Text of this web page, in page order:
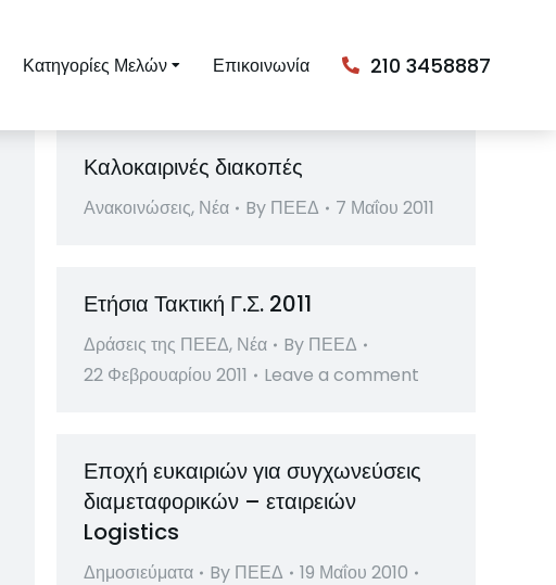
Κατηγορίες Μελών Επικοινωνία 210 3458887
Καλοκαιρινές διακοπές
Ανακοινώσεις, Νέα By ΠΕΕΔ 7 Μαΐου 2011
Ετήσια Τακτική Γ.Σ. 2011
Δράσεις της ΠΕΕΔ, Νέα By ΠΕΕΔ
22 Φεβρουαρίου 2011
Leave a comment
Εποχή ευκαιριών για συγχωνεύσεις
διαμεταφορικών – εταιρειών
Logistics
Δημοσιεύματα By ΠΕΕΔ
19 Μαΐου 2010